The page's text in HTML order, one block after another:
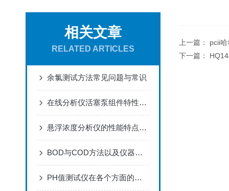
相关文章
RELATED ARTICLES
余氯测试方法常见问题与常识
在线分析仪活塞泵组件特性优点和测量功能
悬浮浓度分析仪的性能特点及应用范围
BOD与COD方法以及仪器的内在缺陷
PH值测试仪在各个方面的应用
上一篇： pcii
下一篇：